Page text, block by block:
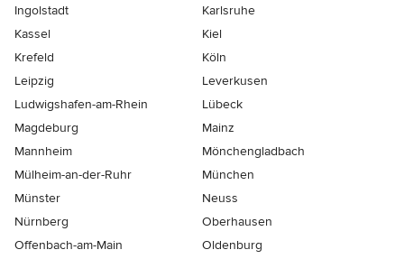
Ingolstadt
Karlsruhe
Kassel
Kiel
Krefeld
Köln
Leipzig
Leverkusen
Ludwigshafen-am-Rhein
Lübeck
Magdeburg
Mainz
Mannheim
Mönchen­gladbach
Mülheim-an-der-Ruhr
München
Münster
Neuss
Nürnberg
Oberhausen
Offenbach-am-Main
Oldenburg